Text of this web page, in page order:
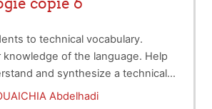
to technical vocabulary.
knowledge of the language. Help
and synthesize a technical
them to understand a
Abdelhadi